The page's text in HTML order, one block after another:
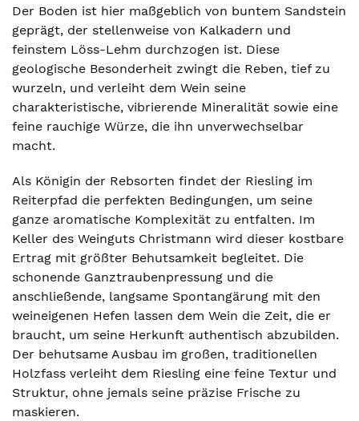
Der Boden ist hier maßgeblich von buntem Sandstein
geprägt, der stellenweise von Kalkadern und
feinstem Löss-Lehm durchzogen ist. Diese
geologische Besonderheit zwingt die Reben, tief zu
wurzeln, und verleiht dem Wein seine
charakteristische, vibrierende Mineralität sowie eine
feine rauchige Würze, die ihn unverwechselbar
macht.
Als Königin der Rebsorten findet der Riesling im
Reiterpfad die perfekten Bedingungen, um seine
ganze aromatische Komplexität zu entfalten. Im
Keller des Weinguts Christmann wird dieser kostbare
Ertrag mit größter Behutsamkeit begleitet. Die
schonende Ganztraubenpressung und die
anschließende, langsame Spontangärung mit den
weineigenen Hefen lassen dem Wein die Zeit, die er
braucht, um seine Herkunft authentisch abzubilden.
Der behutsame Ausbau im großen, traditionellen
Holzfass verleiht dem Riesling eine feine Textur und
Struktur, ohne jemals seine präzise Frische zu
maskieren.